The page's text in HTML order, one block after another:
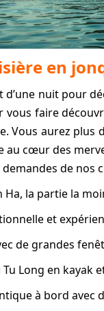
en
nuit pour
vous faire
Vous aurez
au cœur des
de nos
Ha, la partie la
et
de grandes
Long en kayak
à bord avec